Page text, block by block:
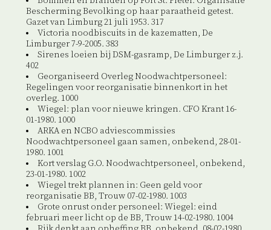
Bescherming Bevolking op haar paraatheid getest.
Gazet van Limburg 21 juli 1953. 317
Victoria noodbiscuits in de kazematten, De
Limburger 7-9-2005. 383
Sirenes loeien bij DSM-gasramp, De Limburger z.j.
402
Georganiseerd Overleg Noodwachtpersoneel:
Regelingen voor reorganisatie binnenkort in het
overleg. 1000
Wiegel: plan voor nieuwe kringen. CFO Krant 16-
01-1980. 1000
ARKA en NCBO adviescommissies
Noodwachtpersoneel gaan samen, onbekend, 28-01-
1980. 1001
Kort verslag G.O. Noodwachtpersoneel, onbekend,
23-01-1980. 1002
Wiegel trekt plannen in: Geen geld voor
reorganisatie BB, Trouw 07-02-1980. 1003
Grote onrust onder personeel: Wiegel: eind
februari meer licht op de BB, Trouw 14-02-1980. 1004